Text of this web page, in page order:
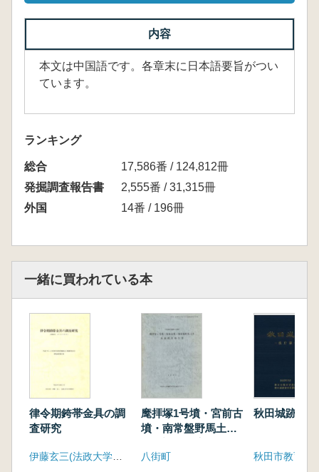
内容
本文は中国語です。各章末に日本語要旨がつい
ています。
ランキング
総合
17,586番 / 124,812冊
発掘調査報告書
2,555番 / 31,315冊
外国
14番 / 196冊
一緒に買われている本
律令期銙帯金具の調
査研究
伊藤玄三(法政大学文学部)
麾拝塚1号墳・宮前古
墳・南常盤野馬土手
八街町
秋田城跡 政